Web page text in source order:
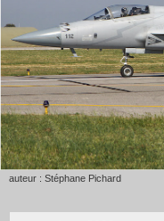
auteur : Stéphane Pichard